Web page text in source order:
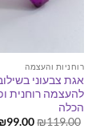
רוחניות והעצמה
אגת צבעוני
להעצמה רוחנית
הכלה
₪119.00
המחיר
99.00